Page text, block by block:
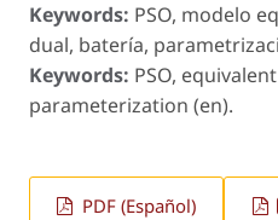
Keywords: PSO, modelo
dual, batería,
Keywords: PSO,
parameterization (en).
PDF (Español)